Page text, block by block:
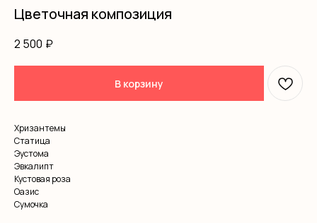
Цветочная композиция
2 500 ₽
В корзину
Хризантемы
Статица
Эустома
Эвкалипт
Кустовая роза
Оазис
Сумочка